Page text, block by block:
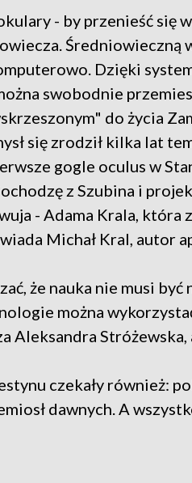
- by przenieść się w
Średniowieczną
Dzięki
swobodnie
do życia
się zrodził kilka lat
gogle oculus w
z Szubina i
- Adama Krala, która
Michał Kral, autor
że nauka nie musi
można
Aleksandra Stróżewska,
czekały również:
dawnych. A